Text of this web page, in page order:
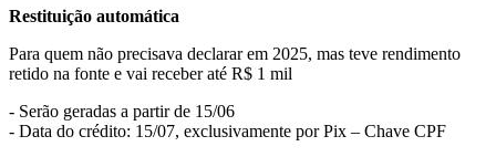
Restituição automática
Para quem não precisava declarar em 2025, mas teve rendimento
retido na fonte e vai receber até R$ 1 mil
- Serão geradas a partir de 15/06
- Data do crédito: 15/07, exclusivamente por Pix – Chave CPF